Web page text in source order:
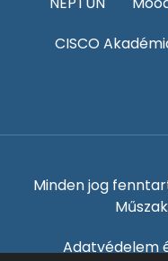
CISCO
Minden jog
Adatvédelem